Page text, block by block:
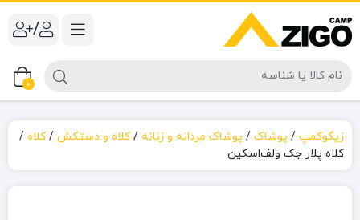
/
0
زیگوکمپ / پوشاک / پوشاک مردانه و زنانه /کلاه و دستکش /کلاه /
کلاه پلار جک ولف‌اسکین